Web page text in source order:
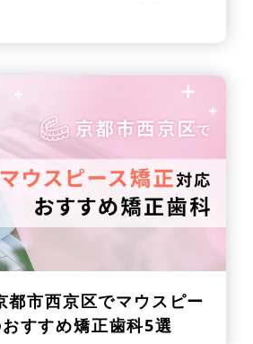
都市西京区でマウスピー
すすめ矯正歯科5選